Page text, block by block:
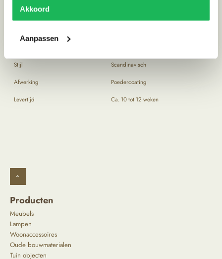
Akkoord
Aanpassen
Maatwerk
Stijl Scandinavisch
Afwerking Poedercoating
Levertijd Ca. 10 tot 12 weken
^
Producten
Meubels
Lampen
Woonaccessoires
Oude bouwmaterialen
Tuin objecten